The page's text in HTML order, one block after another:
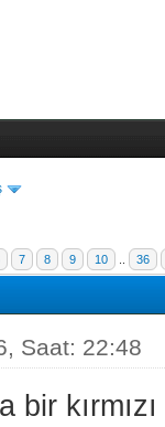
7 8 9 10 36
Saat: 22:48
bir